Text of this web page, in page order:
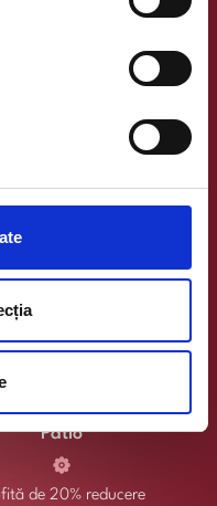
prag de achiziție de
lei, primești cadou un
Patio
de 20% reducere